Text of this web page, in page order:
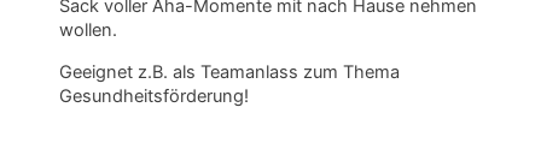
Sack voller Aha-Momente mit nach Hause nehmen
wollen.
Geeignet z.B. als Teamanlass zum Thema
Gesundheitsförderung!